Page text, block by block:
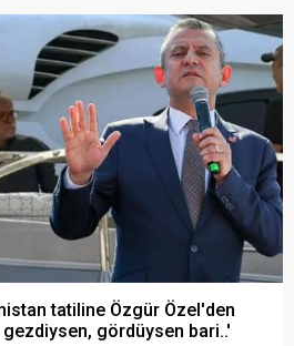
tatiline Özgür Özel'den
gördüysen bari..'